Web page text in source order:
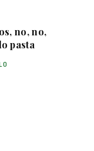
no, no,
pasta